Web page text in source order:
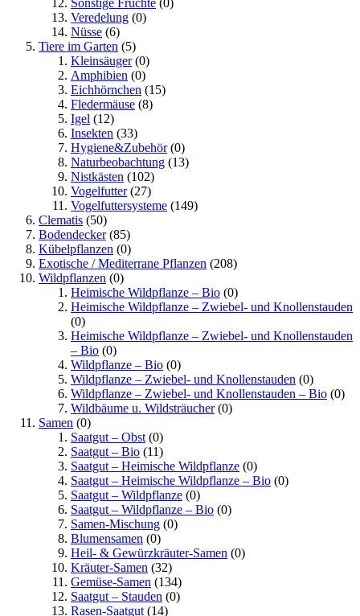
Veredelung (0)
Nüsse (6)
Tiere im Garten (5)
Kleinsäuger(0)
Amphibien (0)
Eichhörnchen (15)
Fledermäuse (8)
Igel (12)
Insekten (33)
Hygiene&Zubehör(0)
Naturbeobachtung (13)
Nistkästen (102)
Vogelfutter(27)
Vogelfuttersysteme (149)
Clematis (50)
Bodendecker(85)
Kübelpflanzen (0)
Exotische / Mediterrane Pflanzen (208)
Wildpflanzen (0)
Heimische Wildpflanze – Bio (0)
Heimische Wildpflanze – Zwiebel- und Knollenstauden
(0)
Heimische Wildpflanze – Zwiebel- und Knollenstauden
– Bio (0)
Wildpflanze – Bio (0)
Wildpflanze – Zwiebel- und Knollenstauden (0)
Wildpflanze – Zwiebel- und Knollenstauden – Bio (0)
Wildbäume u. Wildsträucher(0)
Samen (0)
Saatgut – Obst (0)
Saatgut – Bio (11)
Saatgut – Heimische Wildpflanze (0)
Saatgut – Heimische Wildpflanze – Bio (0)
Saatgut – Wildpflanze (0)
Saatgut – Wildpflanze – Bio (0)
Samen-Mischung (0)
Blumensamen (0)
Heil- & Gewürzkräuter-Samen (0)
Kräuter-Samen (32)
Gemüse-Samen (134)
Saatgut – Stauden (0)
Rasen-Saatgut (14)